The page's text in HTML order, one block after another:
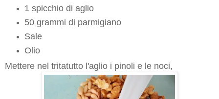
1 spicchio di aglio
50 grammi di parmigiano
Sale
Olio
Mettere nel tritatutto l'aglio i pinoli e le noci,